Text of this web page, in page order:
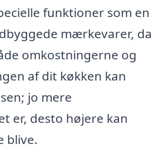
funktioner som en
mærkevarer, da
omkostningerne og
af dit køkken kan
jo mere
er, desto højere kan
blive.